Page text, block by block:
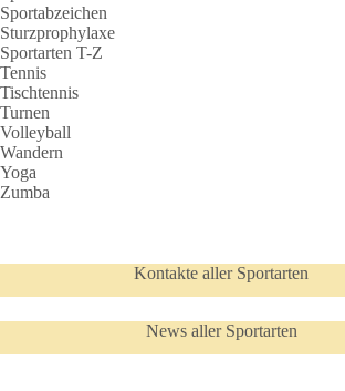
Sportabzeichen
Sturzprophylaxe
Sportarten T-Z
Tennis
Tischtennis
Turnen
Volleyball
Wandern
Yoga
Zumba
Kontakte aller Sportarten
News aller Sportarten